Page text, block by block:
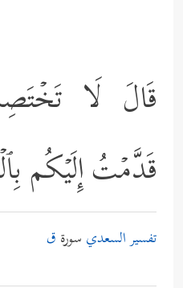
قَالَ لَا
قَدَّمۡتُ إِلَیۡكُم
تفسير السعدي سورة ق